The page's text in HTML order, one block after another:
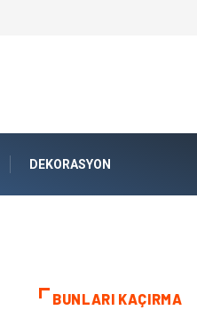
DEKORASYON
BUNLARI KAÇIRMA